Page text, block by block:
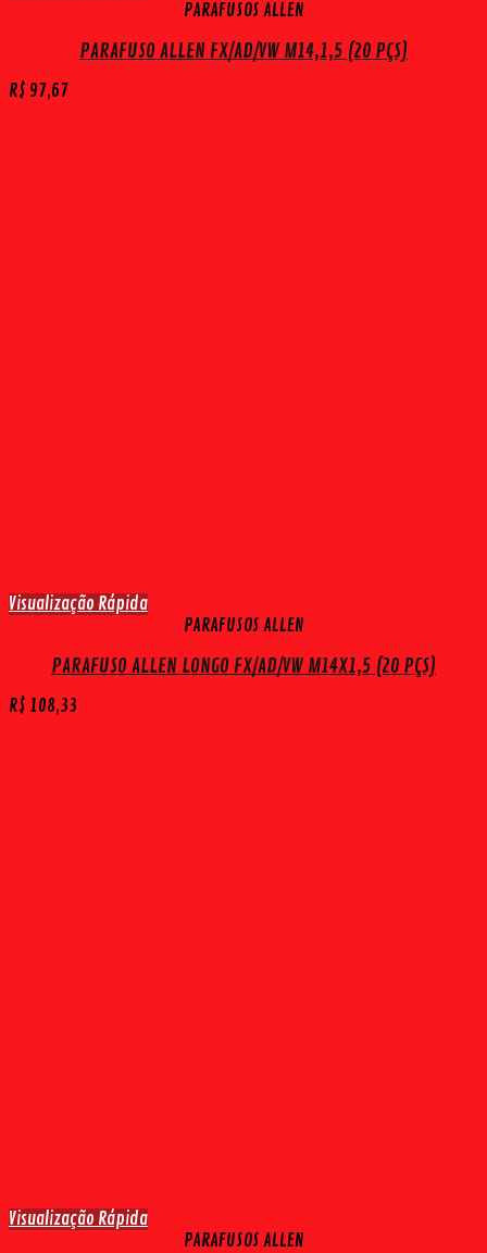
PARAFUSOS ALLEN
PARAFUSO ALLEN FX/AD/VW M14,1,5 (20 PÇS)
R$ 97,67
Visualização Rápida
PARAFUSOS ALLEN
PARAFUSO ALLEN LONGO FX/AD/VW M14X1,5 (20 PÇS)
R$ 108,33
Visualização Rápida
PARAFUSOS ALLEN